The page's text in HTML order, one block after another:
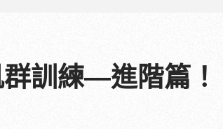
訓練—進階篇！